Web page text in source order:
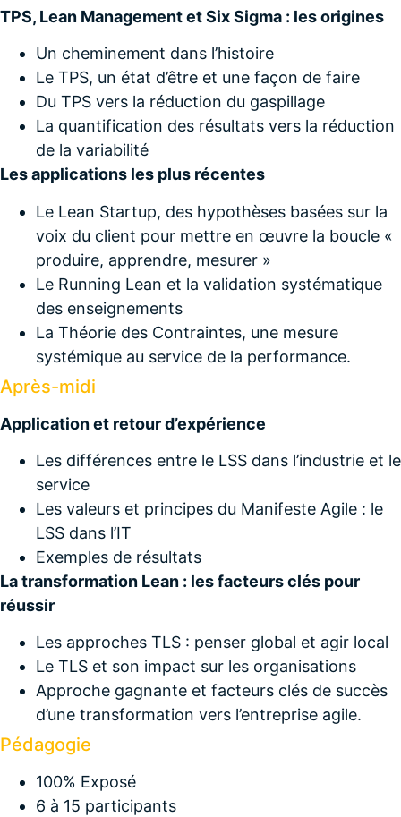
TPS, Lean Management et Six Sigma : les origines
Un cheminement dans l’histoire
Le TPS, un état d’être et une façon de faire
Du TPS vers la réduction du gaspillage
La quantification des résultats vers la réduction
de la variabilité
Les applications les plus récentes
Le Lean Startup, des hypothèses basées sur la
voix du client pour mettre en œuvre la boucle «
produire, apprendre, mesurer »
Le Running Lean et la validation systématique
des enseignements
La Théorie des Contraintes, une mesure
systémique au service de la performance.
Après-midi
Application et retour d’expérience
Les différences entre le LSS dans l’industrie et le
service
Les valeurs et principes du Manifeste Agile : le
LSS dans l’IT
Exemples de résultats
La transformation Lean : les facteurs clés pour
réussir
Les approches TLS : penser global et agir local
Le TLS et son impact sur les organisations
Approche gagnante et facteurs clés de succès
d’une transformation vers l’entreprise agile.
Pédagogie
100% Exposé
6 à 15 participants